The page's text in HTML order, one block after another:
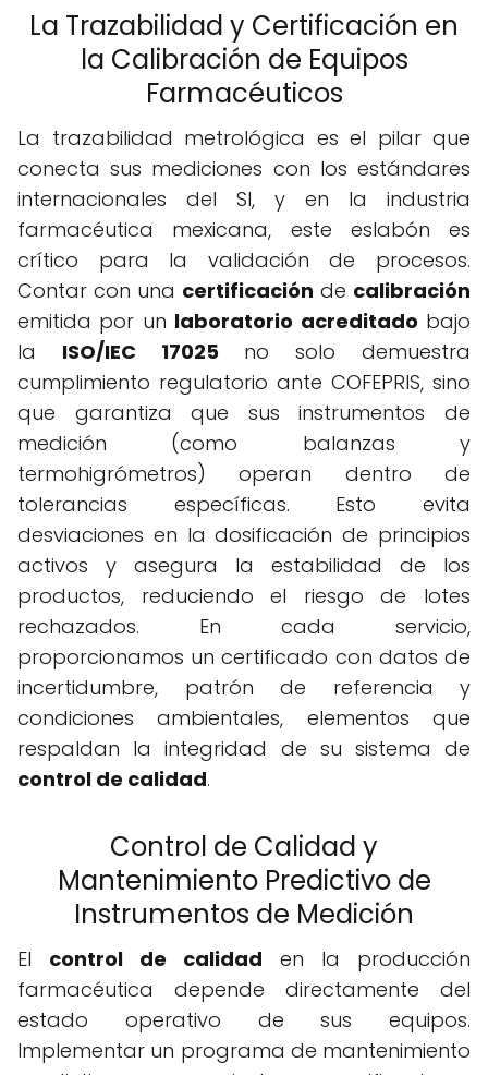
La Trazabilidad y Certificación en
la Calibración de Equipos
Farmacéuticos
La trazabilidad metrológica es el pilar que
conecta sus mediciones con los estándares
internacionales del SI, y en la industria
farmacéutica mexicana, este eslabón es
crítico para la validación de procesos.
Contar con una certificación de calibración
emitida por un laboratorio acreditado bajo
la ISO/IEC 17025no solo demuestra
cumplimiento regulatorio ante COFEPRIS, sino
que garantiza que sus instrumentos de
medición (como balanzas y
termohigrómetros) operan dentro de
tolerancias específicas. Esto evita
desviaciones en la dosificación de principios
activos y asegura la estabilidad de los
productos, reduciendo el riesgo de lotes
rechazados. En cada servicio,
proporcionamos un certificado con datos de
incertidumbre, patrón de referencia y
condiciones ambientales, elementos que
respaldan la integridad de su sistema de
control de calidad.
Control de Calidad y
Mantenimiento Predictivo de
Instrumentos de Medición
El control de calidad en la producción
farmacéutica depende directamente del
estado operativo de sus equipos.
Implementar un programa de mantenimiento